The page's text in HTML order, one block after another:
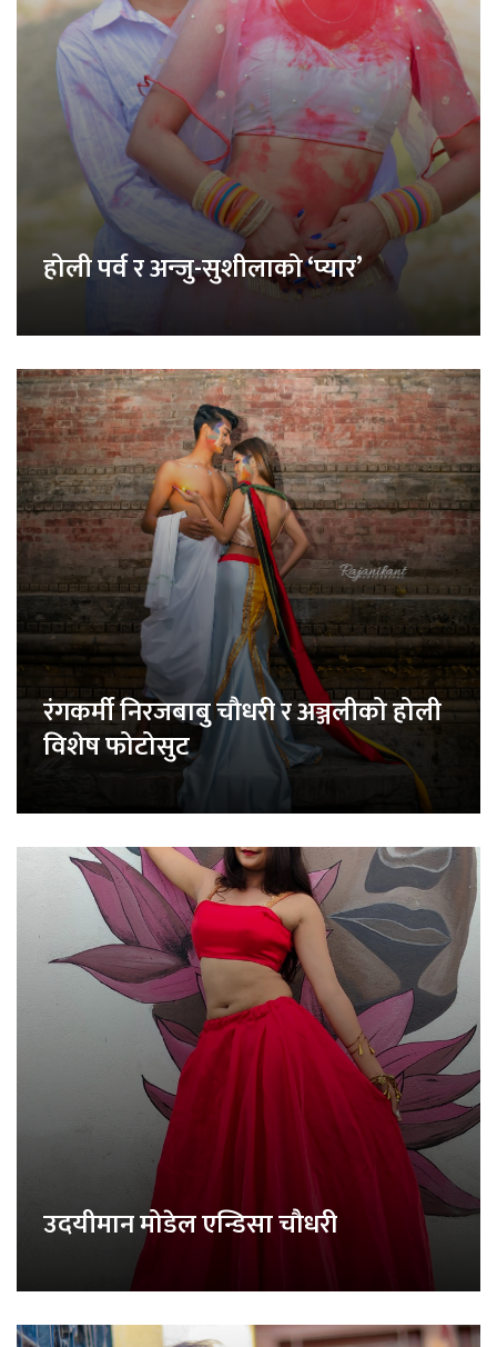
होली पर्व र अन्जु-सुशीलाको ‘प्यार’
रंगकर्मी निरजबाबु चौधरी र अञ्जलीको होली
विशेष फोटोसुट
उदयीमान मोडेल एन्डिसा चौधरी